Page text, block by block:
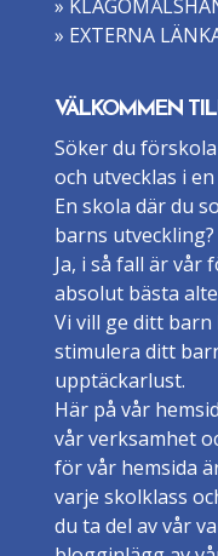
»
» EXTERNA
VÄLKOMMEN
Söker du
och utvecklas i
En skola där du
barns utveckling?
Ja, i så fall är vår
absolut bästa
Vi vill ge ditt
stimulera ditt
upptäckarlust.
Här på vår
vår verksamhet
för vår hemsida
varje skolklass
du ta del av vår